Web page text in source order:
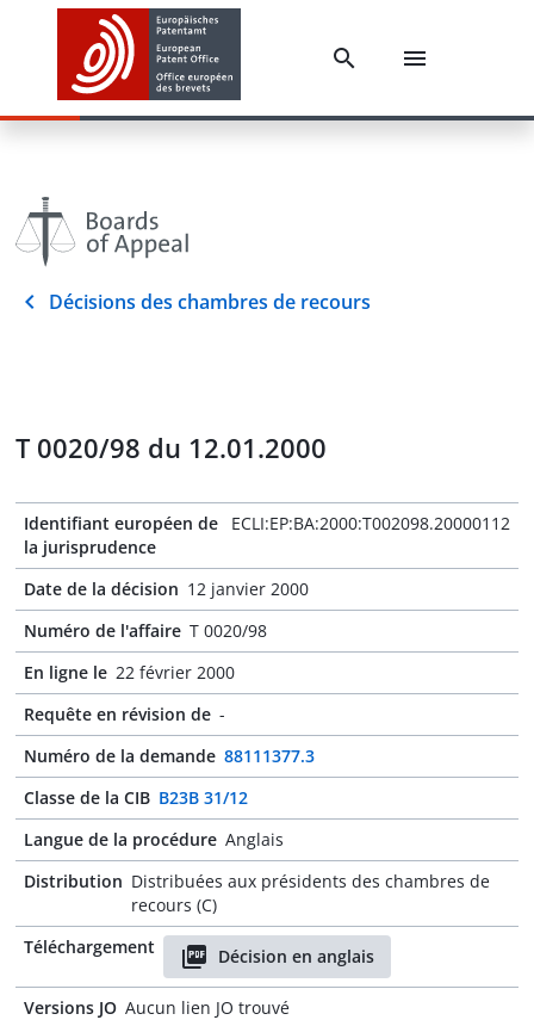
Décisions des chambres de recours
T 0020/98 du 12.01.2000
Identifiant européen de
la jurisprudence
ECLI:EP:BA:2000:T002098.20000112
Date de la décision 12 janvier 2000
Numéro de l'affaire T 0020/98
En ligne le 22 février 2000
Requête en révision de -
Numéro de la demande 88111377.3
Classe de la CIB B23B 31/12
Langue de la procédure Anglais
Distribution Distribuées aux présidents des chambres de
recours (C)
Téléchargement
Décision en anglais
Versions JO Aucun lien JO trouvé